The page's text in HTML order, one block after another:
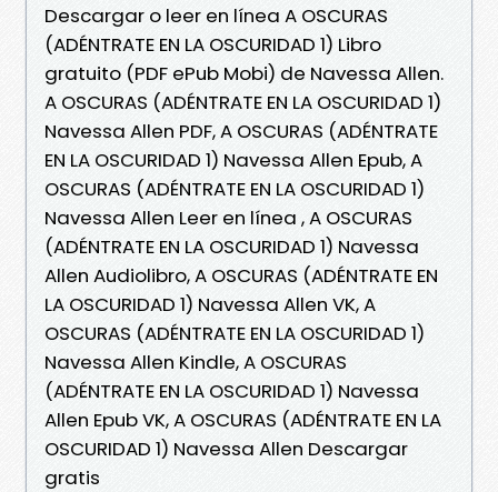
Descargar o leer en línea A OSCURAS
(ADÉNTRATE EN LA OSCURIDAD 1) Libro
gratuito (PDF ePub Mobi) de Navessa Allen.
A OSCURAS (ADÉNTRATE EN LA OSCURIDAD 1)
Navessa Allen PDF, A OSCURAS (ADÉNTRATE
EN LA OSCURIDAD 1) Navessa Allen Epub, A
OSCURAS (ADÉNTRATE EN LA OSCURIDAD 1)
Navessa Allen Leer en línea , A OSCURAS
(ADÉNTRATE EN LA OSCURIDAD 1) Navessa
Allen Audiolibro, A OSCURAS (ADÉNTRATE EN
LA OSCURIDAD 1) Navessa Allen VK, A
OSCURAS (ADÉNTRATE EN LA OSCURIDAD 1)
Navessa Allen Kindle, A OSCURAS
(ADÉNTRATE EN LA OSCURIDAD 1) Navessa
Allen Epub VK, A OSCURAS (ADÉNTRATE EN LA
OSCURIDAD 1) Navessa Allen Descargar
gratis